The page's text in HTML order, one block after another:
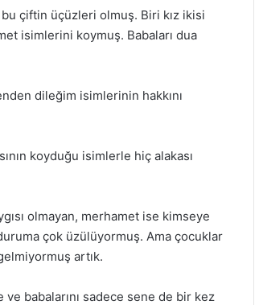
çiftin üçüzleri olmuş. Biri kız ikisi
isimlerini koymuş. Babaları dua
dileğim isimlerinin hakkını
koyduğu isimlerle hiç alakası
olmayan, merhamet ise kimseye
çok üzülüyormuş. Ama çocuklar
artık.
babalarını sadece sene de bir kez